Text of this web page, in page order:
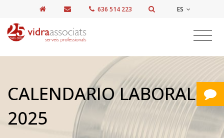
636 514 223 ES
CALENDARIO LABORAL
2025